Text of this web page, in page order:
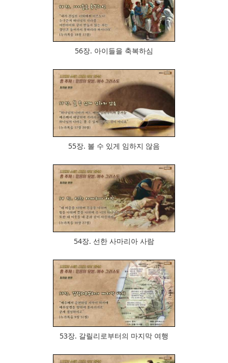
848
56장. 아이들을 축복하심
900
55장. 볼 수 있게 임하지 않음
1039
54장. 선한 사마리아 사람
846
53장. 갈릴리로부터의 마지막 여행